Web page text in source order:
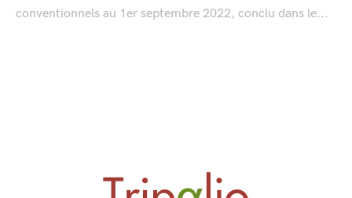
conventionnels au 1er septembre 2022, conclu dans le...